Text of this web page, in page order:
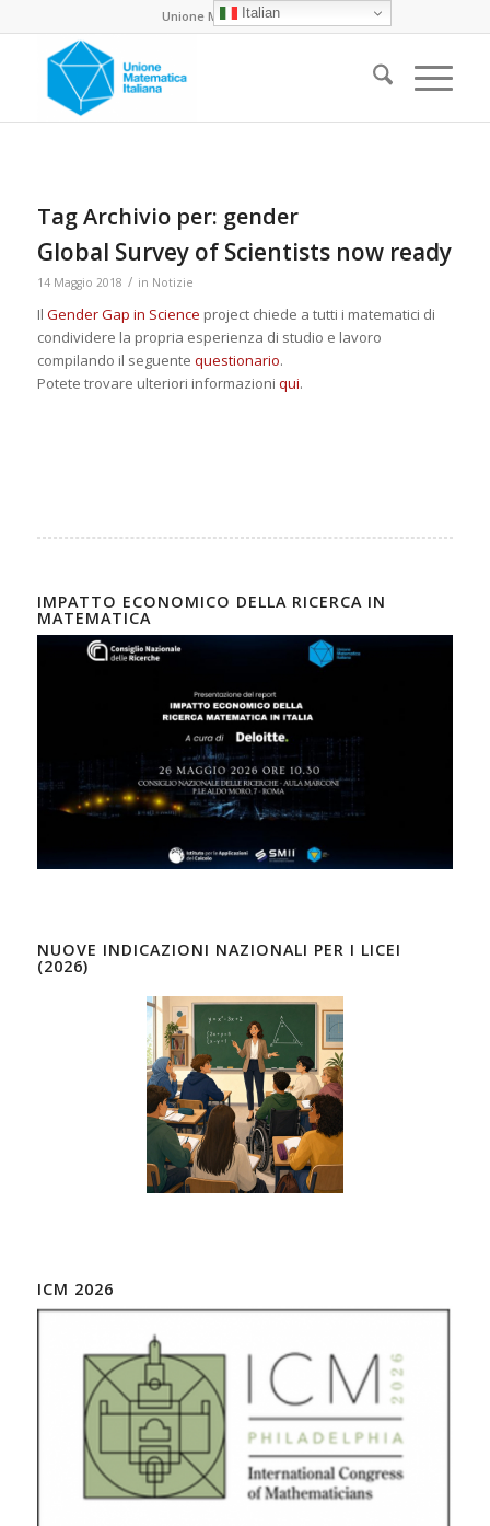
Unione Matematica Italiana
Tag Archivio per: gender
Global Survey of Scientists now ready
14 Maggio 2018 / in Notizie
Il Gender Gap in Science project chiede a tutti i matematici di
condividere la propria esperienza di studio e lavoro
compilando il seguente questionario.
Potete trovare ulteriori informazioni qui.
IMPATTO ECONOMICO DELLA RICERCA IN
MATEMATICA
NUOVE INDICAZIONI NAZIONALI PER I LICEI
(2026)
ICM 2026
Italian